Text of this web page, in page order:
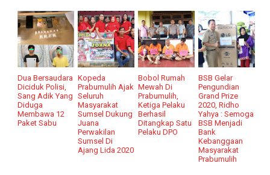
Dua Bersaudara
Diciduk Polisi,
Sang Adik Yang
Diduga
Membawa 12
Paket Sabu
Kopeda
Prabumulih Ajak
Seluruh
Masyarakat
Sumsel Dukung
Juana
Perwakilan
Sumsel Di
Ajang Lida 2020
Bobol Rumah
Mewah Di
Prabumulih,
Ketiga Pelaku
Berhasil
Ditangkap Satu
Pelaku DPO
BSB Gelar
Pengundian
Grand Prize
2020, Ridho
Yahya : Semoga
BSB Menjadi
Bank
Kebanggaan
Masyarakat
Prabumulih